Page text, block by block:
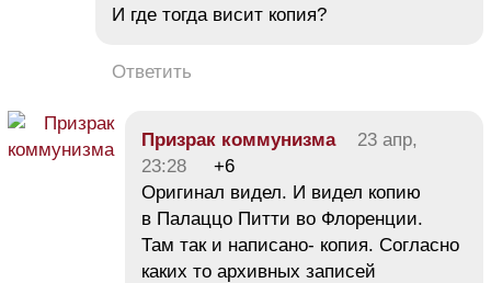
И где тогда висит копия?
Ответить
Призрак коммунизма
23 апр,
23:28
+6
Оригинал видел. И видел копию
в Палаццо Питти во Флоренции.
Там так и написано- копия. Согласно
каких то архивных записей